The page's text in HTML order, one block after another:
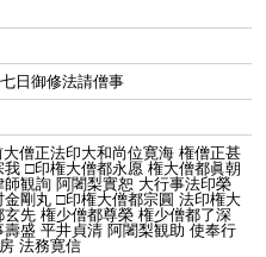
日御修法請僧事
僧正法印大和尚位寛海 権僧正甚
□印権大僧都永愿 権大僧都眞朝
観詢 阿闍梨實恕 大行事法印榮
剛丸 □印権大僧都宗圓 法印権大
先 権少僧都尊榮 権少僧都了深
盛 平井貞清 阿闍梨観助 使奉行
法務寛信